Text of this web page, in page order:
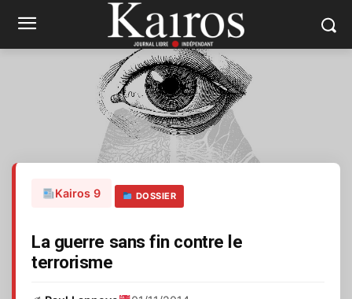
Kairos 9 DOSSIER
La guerre sans fin contre le
terrorisme